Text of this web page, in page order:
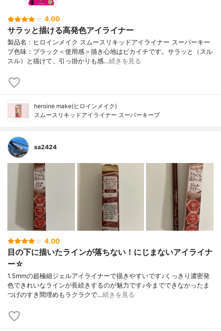
4.00
サラッと描ける高発色アイライナー
製品名：ヒロインメイク スムースリキッドアイライナー スーパーキー
プ色味：ブラック＜使用感＞描き心地はピカイチです。サラッと（スル
スル）と描けて、引っ掛かりも感…続きを見る
heroine make(ヒロインメイク)
スムースリキッドアイライナー スーパーキープ
sa2424
4.00
目の下に描いたラインが落ちない！にじまないアイライナ
ー☆
1.5mmの超極細ジェルアイライナーで描きやすいです♪くっきり濃密発
色できれいなラインが長続きするのが魅力です♪今までできなかったま
つげのすき間埋めもラクラクで…続きを見る